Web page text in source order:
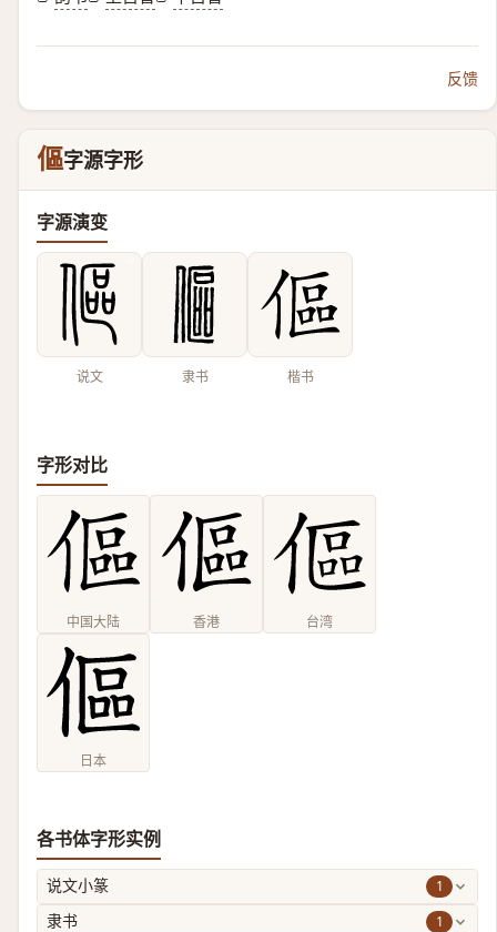
反馈
傴字源字形
字源演变
说文 隶书 楷书
字形对比
中国大陆 香港 台湾
日本
各书体字形实例
说文小篆 1
隶书 1